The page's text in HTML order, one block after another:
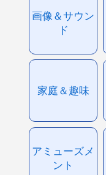
画像＆サウン
ド
家庭＆趣味
アミューズメ
ント